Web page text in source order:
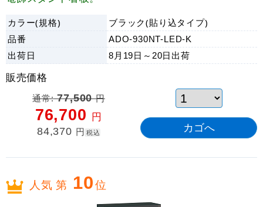
カラー(規格)
ブラック(貼り込タイプ)
品番
ADO-930NT-LED-K
出荷日 8月19日～20日 出荷
販売価格
通常:77,500円
76,700 円
84,370 円 税込
人気 第 10位